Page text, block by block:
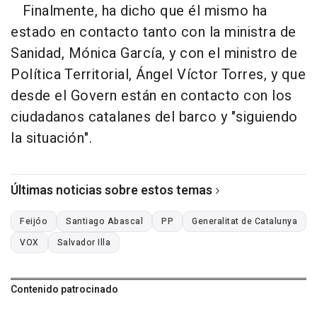
Finalmente, ha dicho que él mismo ha
estado en contacto tanto con la ministra de
Sanidad, Mónica García, y con el ministro de
Política Territorial, Ángel Víctor Torres, y que
desde el Govern están en contacto con los
ciudadanos catalanes del barco y "siguiendo
la situación".
Últimas noticias sobre estos temas
Feijóo Santiago Abascal PP
Generalitat de Catalunya
VOX
Salvador Illa
Contenido patrocinado